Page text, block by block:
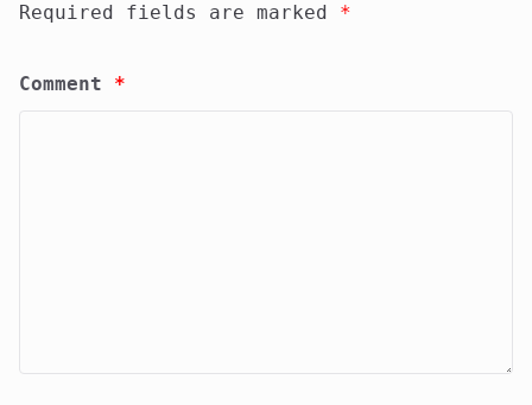
Required fields are marked *
Comment *